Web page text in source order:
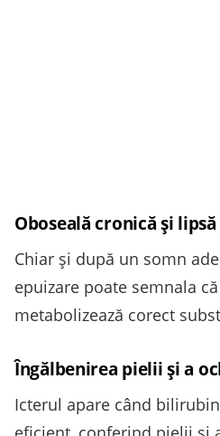
Oboseală cronică și
Chiar și după un somn
epuizare poate semnala
metabolizează corect
Îngălbenirea pielii și a
Icterul apare când